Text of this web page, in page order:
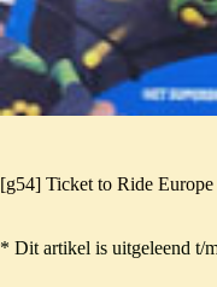
[g54] Ticket to Ride Europe
* Dit artikel is uitgeleend t/